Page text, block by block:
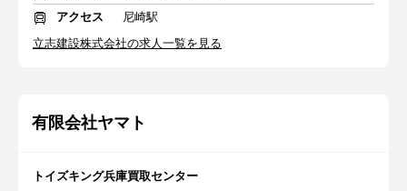
アクセス
尼崎駅
立志建設株式会社の求人一覧を見る
有限会社ヤマト
トイズキング兵庫買取センター